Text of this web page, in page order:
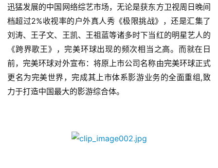
迅猛发展的中国网络综艺市场，无论是获东方卫视周日晚间
档超过2%收视率的户外真人秀《极限挑战》，还是汇集了
刘涛、王子文、王凯、王祖蓝等诸多时下当红的明星艺人的
《跨界歌王》，完美环球出现的频次相当之高。而就在日
前，完美环球对外宣布：将原上市公司名称由完美环球正式
更名为完美世界，完成其上市体系影游业务的全面重组 ,致
力于打造中国最大的影游综合体。